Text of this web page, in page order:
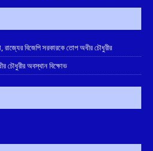
রাজ্যের বিজেপি সরকারকে তোপ অধীর চৌধুরীর
চৌধুরীর অবস্থান বিক্ষোভ